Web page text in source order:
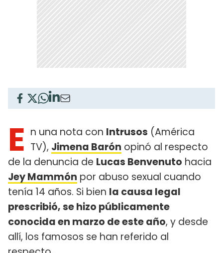
E n una nota con Intrusos (América
TV), Jimena Barón opinó al respecto
de la denuncia de Lucas Benvenuto hacia
Jey Mammón por abuso sexual cuando
tenía 14 años. Si bien la causa legal
prescribió, se hizo públicamente
conocida en marzo de este año, y desde
allí, los famosos se han referido al